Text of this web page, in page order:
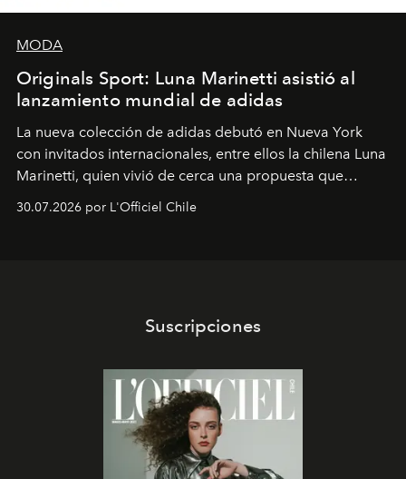
MODA
Originals Sport: Luna Marinetti asistió al
lanzamiento mundial de adidas
La nueva colección de adidas debutó en Nueva York
con invitados internacionales, entre ellos la chilena Luna
Marinetti, quien vivió de cerca una propuesta que
fusiona moda y rendimiento.
30.07.2026 por L'Officiel Chile
Suscripciones